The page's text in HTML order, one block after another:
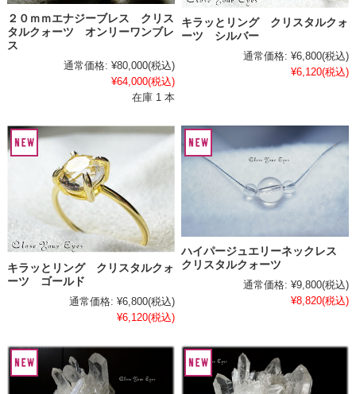
２０ｍｍエナジーブレス クリス
タルクォーツ オンリーワンブレ
ス
通常価格: ¥80,000(税込)
¥64,000(税込)
在庫 1 本
キラッとリング クリスタルクォ
ーツ シルバー
通常価格: ¥6,800(税込)
¥6,120(税込)
キラッとリング クリスタルクォ
ーツ ゴールド
通常価格: ¥6,800(税込)
¥6,120(税込)
ハイパージュエリーネックレス
クリスタルクォーツ
通常価格: ¥9,800(税込)
¥8,820(税込)